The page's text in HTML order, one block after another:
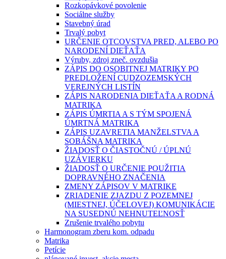
Rozkopávkové povolenie
Sociálne služby
Stavebný úrad
Trvalý pobyt
URČENIE OTCOVSTVA PRED, ALEBO PO
NARODENÍ DIEŤAŤA
Výruby, zdroj zneč. ovzdušia
ZÁPIS DO OSOBITNEJ MATRIKY PO
PREDLOŽENÍ CUDZOZEMSKÝCH
VEREJNÝCH LISTÍN
ZÁPIS NARODENIA DIEŤAŤA A RODNÁ
MATRIKA
ZÁPIS ÚMRTIA A S TÝM SPOJENÁ
ÚMRTNÁ MATRIKA
ZÁPIS UZAVRETIA MANŽELSTVA A
SOBÁŠNA MATRIKA
ŽIADOSŤ O ČIASTOČNÚ / ÚPLNÚ
UZÁVIERKU
ŽIADOSŤ O URČENIE POUŽITIA
DOPRAVNÉHO ZNAČENIA
ZMENY ZÁPISOV V MATRIKE
ZRIADENIE ZJAZDU Z POZEMNEJ
(MIESTNEJ, ÚČELOVEJ) KOMUNIKÁCIE
NA SUSEDNÚ NEHNUTEĽNOSŤ
Zrušenie trvalého pobytu
Harmonogram zberu kom. odpadu
Matrika
Petície